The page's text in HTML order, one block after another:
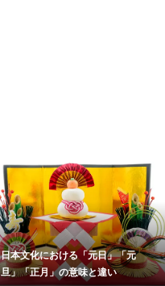
日本文化における「元日」「元
旦」「正月」の意味と違い